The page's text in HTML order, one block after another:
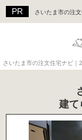
さいたま市の注
さいたま市の注文住宅ナビ｜
建て